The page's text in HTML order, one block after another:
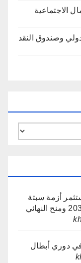
الاجتماعية
وصندوق النقد
أزمة سبتة
للمطالبة بإبعاد المغرب عن مونديال 2030 ومنح النهائي
دوري أبطال